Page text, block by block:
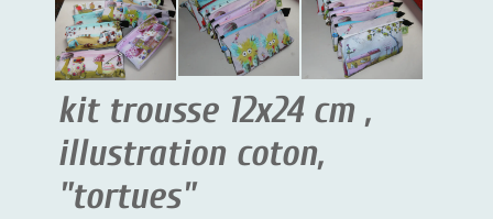
kit trousse 12x24 cm ,
illustration coton,
"tortues"